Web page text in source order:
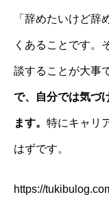
「辞めたいけど辞
くあることです。
談することが大事
で、自分では気づ
ます。 特にキャリ
はずです。
https://